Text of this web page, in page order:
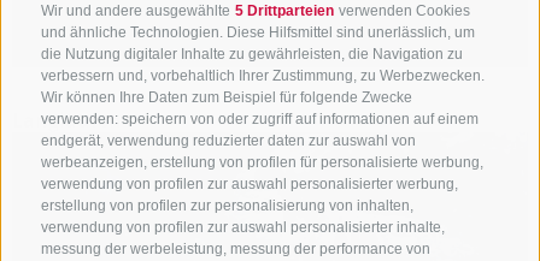
Wir und andere ausgewählte 5 Drittparteien verwenden Cookies
und ähnliche Technologien. Diese Hilfsmittel sind unerlässlich, um
die Nutzung digitaler Inhalte zu gewährleisten, die Navigation zu
verbessern und, vorbehaltlich Ihrer Zustimmung, zu Werbezwecken.
Wir können Ihre Daten zum Beispiel für folgende Zwecke
verwenden: speichern von oder zugriff auf informationen auf einem
endgerät, verwendung reduzierter daten zur auswahl von
werbeanzeigen, erstellung von profilen für personalisierte werbung,
verwendung von profilen zur auswahl personalisierter werbung,
erstellung von profilen zur personalisierung von inhalten,
verwendung von profilen zur auswahl personalisierter inhalte,
messung der werbeleistung, messung der performance von
Langlaufen